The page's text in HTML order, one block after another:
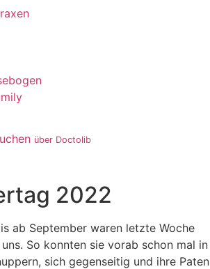
über Doctolib
2022
ab September waren letzte Woche
So konnten sie vorab schon mal in
sich gegenseitig und ihre Paten